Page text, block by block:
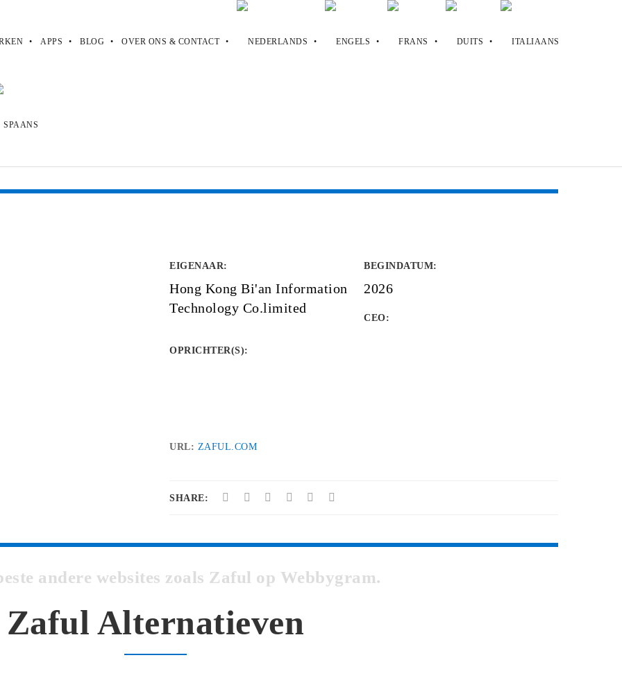
APPS BLOG OVER ONS & CONTACT
EIGENAAR:
Hong Kong Bi'an Information
Technology Co.limited
BEGINDATUM:
2026
CEO:
OPRICHTER(S):
URL: ZAFUL.COM
SHARE:
andere websites zoals Zaful op Webbygram.
Zaful Alternatieven